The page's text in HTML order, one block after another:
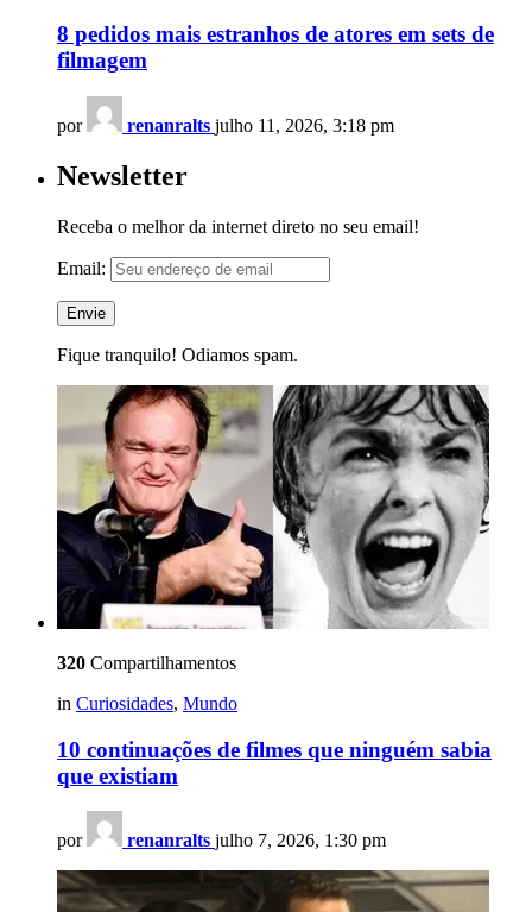
8 pedidos mais estranhos de atores em sets de
filmagem
por renanralts julho 11, 2026, 3:18 pm
Newsletter
Receba o melhor da internet direto no seu email!
Email:
Fique tranquilo! Odiamos spam.
320 Compartilhamentos
in Curiosidades, Mundo
10 continuações de filmes que ninguém sabia
que existiam
por renanralts julho 7, 2026, 1:30 pm